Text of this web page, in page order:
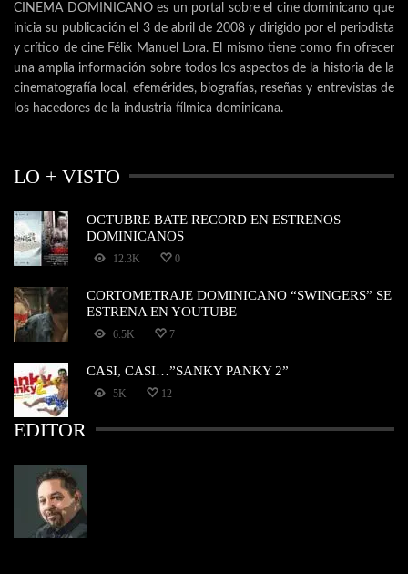
CINEMA DOMINICANO es un portal sobre el cine dominicano que
inicia su publicación el 3 de abril de 2008 y dirigido por el periodista
y crítico de cine Félix Manuel Lora. El mismo tiene como fin ofrecer
una amplia información sobre todos los aspectos de la historia de la
cinematografía local, efemérides, biografías, reseñas y entrevistas de
los hacedores de la industria fílmica dominicana.
LO + VISTO
OCTUBRE BATE RECORD EN ESTRENOS
DOMINICANOS
12.3K 0
CORTOMETRAJE DOMINICANO “SWINGERS” SE
ESTRENA EN YOUTUBE
6.5K 7
CASI, CASI…”SANKY PANKY 2”
5K 12
EDITOR